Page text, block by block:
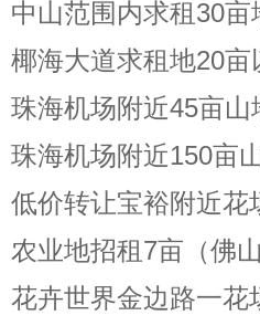
中山范围内求租30
椰海大道求租地20亩
珠海机场附近45亩山
珠海机场附近150亩
低价转让宝裕附近花
农业地招租7亩（佛
花卉世界金边路一花